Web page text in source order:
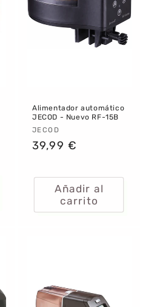
Alimentador automático
JECOD - Nuevo RF-15B
Proveedor:
JECOD
Precio
39,99 €
Añadir al
carrito